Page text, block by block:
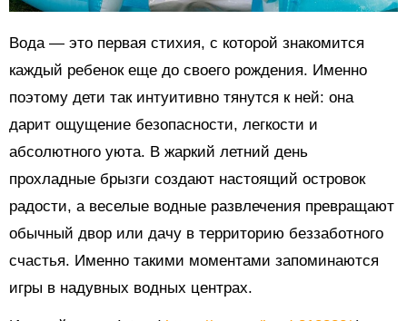
Вода — это первая стихия, с которой знакомится
каждый ребенок еще до своего рождения. Именно
поэтому дети так интуитивно тянутся к ней: она
дарит ощущение безопасности, легкости и
абсолютного уюта. В жаркий летний день
прохладные брызги создают настоящий островок
радости, а веселые водные развлечения превращают
обычный двор или дачу в территорию беззаботного
счастья. Именно такими моментами запоминаются
игры в надувных водных центрах.